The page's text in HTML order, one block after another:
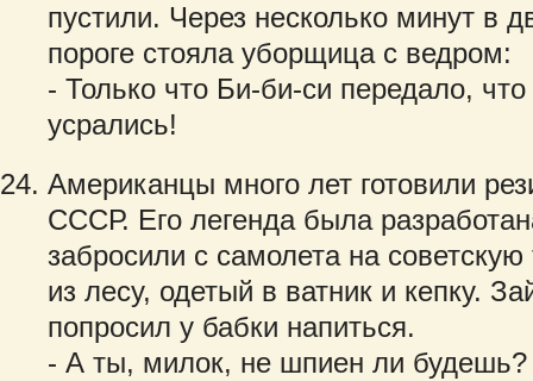
пустили. Через несколько минут в
пороге стояла уборщица с ведром:
- Только что Би-би-си передало,
усрались!
Американцы много лет готовили
СССР. Его легенда была
забросили с самолета на
из лесу, одетый в ватник и кепку.
попросил у бабки напиться.
- А ты, милок, не шпиен ли будешь?